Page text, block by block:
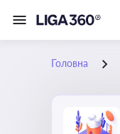
Головна